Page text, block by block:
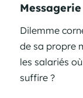
Dilemme
de sa propre
les salariés
suffire ?